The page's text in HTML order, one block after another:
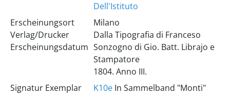
Dell'Istituto
Erscheinungsort
Verlag/Drucker
Erscheinungsdatum
Milano
Dalla Tipografia di Franceso
Sonzogno di Gio. Batt. Librajo e
Stampatore
1804. Anno III.
Signatur Exemplar
K10eIn Sammelband "Monti"